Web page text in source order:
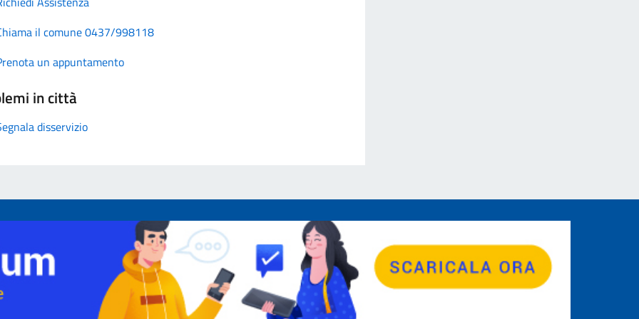
il comune 0437/998118
un appuntamento
in città
disservizio